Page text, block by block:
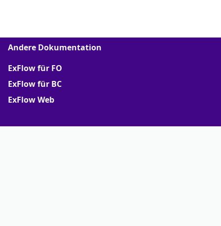
Andere Dokumentation
ExFlow für FO
ExFlow für BC
ExFlow Web